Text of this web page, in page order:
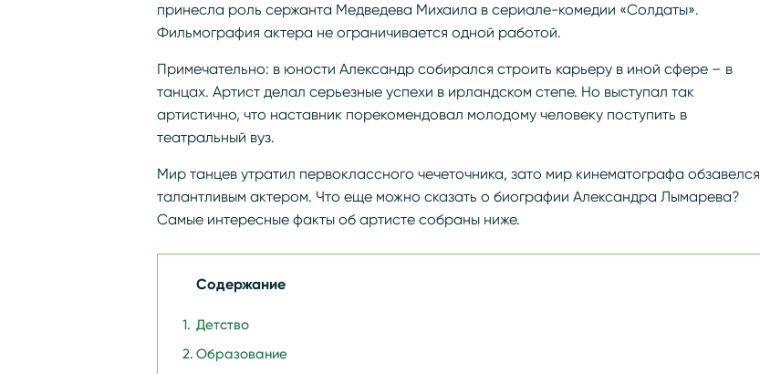
принесла роль сержанта Медведева Михаила в сериале-комедии «Солдаты».
Фильмография актера не ограничивается одной работой.
Примечательно: в юности Александр собирался строить карьеру в иной сфере – в
танцах. Артист делал серьезные успехи в ирландском степе. Но выступал так
артистично, что наставник порекомендовал молодому человеку поступить в
театральный вуз.
Мир танцев утратил первоклассного чечеточника, зато мир кинематографа обзавелся
талантливым актером. Что еще можно сказать о биографии Александра Лымарева?
Самые интересные факты об артисте собраны ниже.
Содержание
Детство
Образование